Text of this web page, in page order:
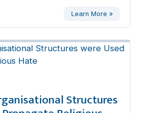
Learn More »
Structures